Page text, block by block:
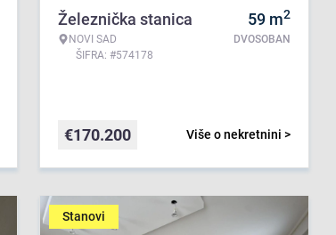
Železnička stanica
NOVI SAD
ŠIFRA: #574178
59 m2
DVOSOBAN
Više o nekretnini >
€170.200
Stanovi